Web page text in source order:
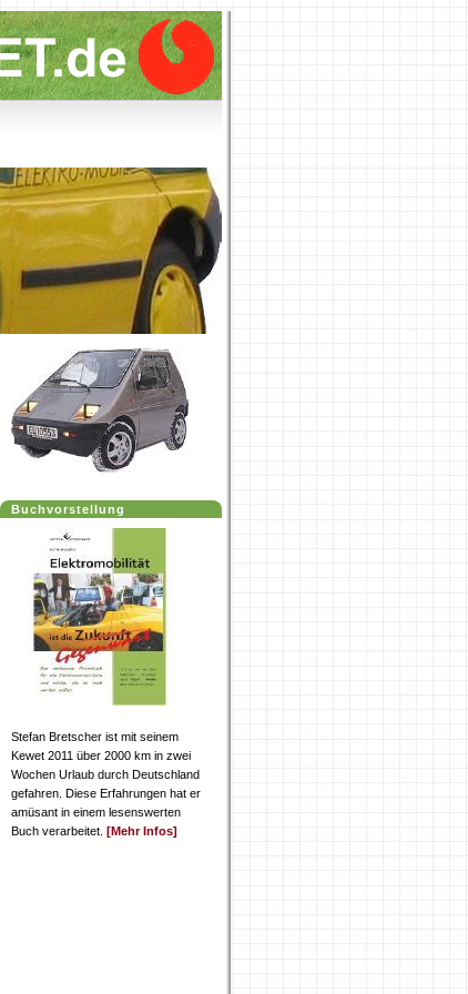
Buchvorstellung
Stefan Bretscher ist mit seinem
Kewet 2011 über 2000 km in zwei
Wochen Urlaub durch Deutschland
gefahren. Diese Erfahrungen hat er
amüsant in einem lesenswerten
Buch verarbeitet. [Mehr Infos]